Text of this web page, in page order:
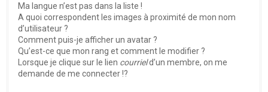
Ma langue n’est pas dans la liste !
A quoi correspondent les images à proximité de mon nom
d’utilisateur ?
Comment puis-je afficher un avatar ?
Qu’est-ce que mon rang et comment le modifier ?
Lorsque je clique sur le lien courrield’un membre, on me
demande de me connecter !?